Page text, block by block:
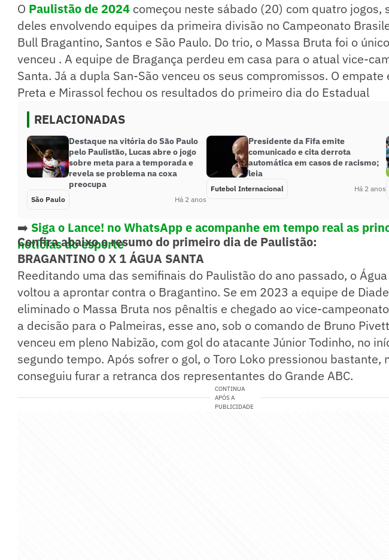
O Paulistão de 2024 começou neste sábado (20) com quatro jogos,
deles envolvendo equipes da primeira divisão no Campeonato
Bull Bragantino, Santos e São Paulo. Do trio, o Massa Bruta foi o
venceu . A equipe de Bragança perdeu em casa para o atual vice-
Santa. Já a dupla San-São venceu os seus compromissos. O empate
Preta e Mirassol fechou os resultados do primeiro dia do Estadual
RELACIONADAS
Destaque na vitória do São Paulo
pelo Paulistão, Lucas abre o jogo
sobre meta para a temporada e
revela se problema na coxa
preocupa
São Paulo Há 2 anos
Presidente da Fifa emite
comunicado e cita derrota
automática em casos de racismo;
leia
Futebol Internacional Há 2 anos
➡️ Siga o Lance! no WhatsApp e acompanhe em tempo real as
notícias do esporte
Confira abaixo o resumo do primeiro dia de Paulistão:
BRAGANTINO 0 X 1 ÁGUA SANTA
Reeditando uma das semifinais do Paulistão do ano passado, o
voltou a aprontar contra o Bragantino. Se em 2023 a equipe de
eliminado o Massa Bruta nos pênaltis e chegado ao vice-
a decisão para o Palmeiras, esse ano, sob o comando de Bruno
venceu em pleno Nabizão, com gol do atacante Júnior Todinho, no
segundo tempo. Após sofrer o gol, o Toro Loko pressionou bastante,
conseguiu furar a retranca dos representantes do Grande ABC.
CONTINUA
APÓS A
PUBLICIDADE